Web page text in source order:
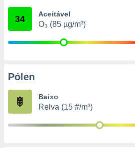
através
estudos
34 Aceitável
O₃ (85 µg/m³)
Pólen
Baixo
Relva (15 #/m³)